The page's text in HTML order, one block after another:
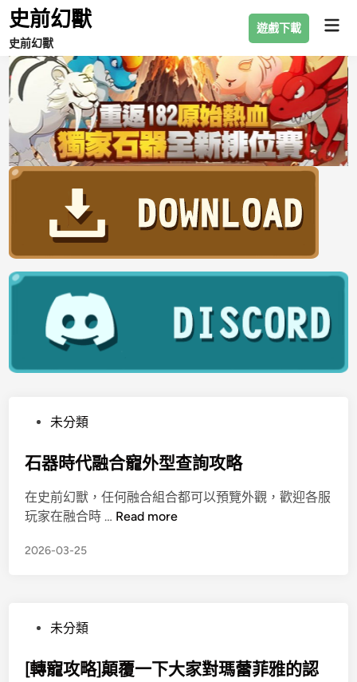
史前幻獸
史前幻獸
遊戲下載
未分類
石器時代融合寵外型查詢攻略
在史前幻獸，任何融合組合都可以預覽外觀，歡迎各服
玩家在融合時 … Read more
2026-03-25
未分類
[轉寵攻略]顛覆一下大家對瑪蕾菲雅的認